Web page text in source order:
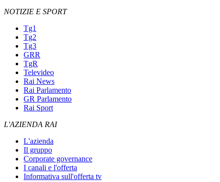
NOTIZIE E SPORT
Tg1
Tg2
Tg3
GRR
TgR
Televideo
Rai News
Rai Parlamento
GR Parlamento
Rai Sport
L'AZIENDA RAI
L'azienda
Il gruppo
Corporate governance
I canali e l'offerta
Informativa sull'offerta tv